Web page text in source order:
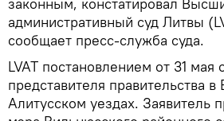
административный суд Литвы
сообщает пресс-служба суда.
LVAT постановлением от 31 мая
представителя правительства
Алитусском уездах. Заявитель